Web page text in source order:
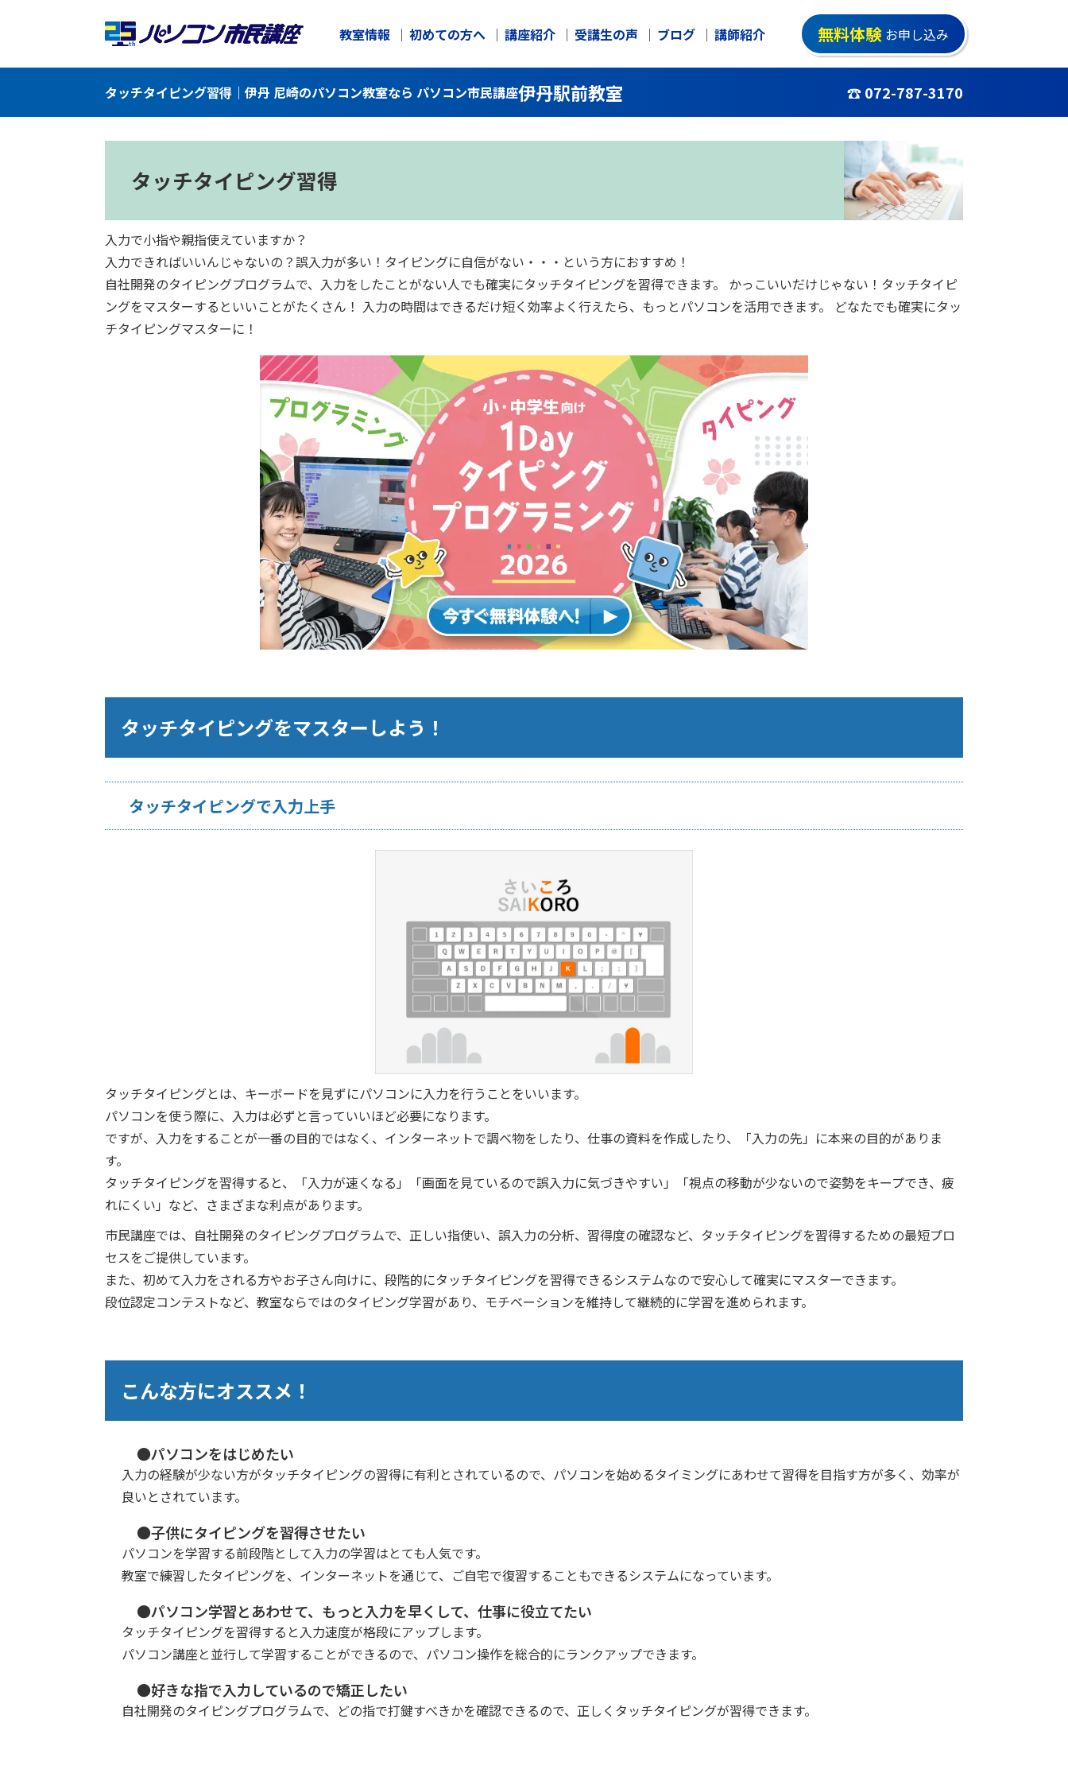
教室情報 初めての方へ 講座紹介 受講生の声 ブログ 講師紹介 無料体験 お申し込み
タッチタイピング習得｜伊丹 尼崎のパソコン教室なら パソコン市民講座伊丹駅前教室 ☎ 072-787-3170
タッチタイピング習得
入力で小指や親指使えていますか？
入力できればいいんじゃないの？誤入力が多い！タイピングに自信がない・・・という方におすすめ！
自社開発のタイピングプログラムで、入力をしたことがない人でも確実にタッチタイピングを習得できます。 かっこいいだけじゃない！タッチタイピ
ングをマスターするといいことがたくさん！ 入力の時間はできるだけ短く効率よく行えたら、もっとパソコンを活用できます。 どなたでも確実にタッ
チタイピングマスターに！
タッチタイピングをマスターしよう！
タッチタイピングで入力上手
タッチタイピングとは、キーボードを見ずにパソコンに入力を行うことをいいます。
パソコンを使う際に、入力は必ずと言っていいほど必要になります。
ですが、入力をすることが一番の目的ではなく、インターネットで調べ物をしたり、仕事の資料を作成したり、「入力の先」に本来の目的がありま
す。
タッチタイピングを習得すると、「入力が速くなる」「画面を見ているので誤入力に気づきやすい」「視点の移動が少ないので姿勢をキープでき、疲
れにくい」など、さまざまな利点があります。
市民講座では、自社開発のタイピングプログラムで、正しい指使い、誤入力の分析、習得度の確認など、タッチタイピングを習得するための最短プロ
セスをご提供しています。
また、初めて入力をされる方やお子さん向けに、段階的にタッチタイピングを習得できるシステムなので安心して確実にマスターできます。
段位認定コンテストなど、教室ならではのタイピング学習があり、モチベーションを維持して継続的に学習を進められます。
こんな方にオススメ！
●パソコンをはじめたい
入力の経験が少ない方がタッチタイピングの習得に有利とされているので、パソコンを始めるタイミングにあわせて習得を目指す方が多く、効率が
良いとされています。
●子供にタイピングを習得させたい
パソコンを学習する前段階として入力の学習はとても人気です。
教室で練習したタイピングを、インターネットを通じて、ご自宅で復習することもできるシステムになっています。
●パソコン学習とあわせて、もっと入力を早くして、仕事に役立てたい
タッチタイピングを習得すると入力速度が格段にアップします。
パソコン講座と並行して学習することができるので、パソコン操作を総合的にランクアップできます。
●好きな指で入力しているので矯正したい
自社開発のタイピングプログラムで、どの指で打鍵すべきかを確認できるので、正しくタッチタイピングが習得できます。